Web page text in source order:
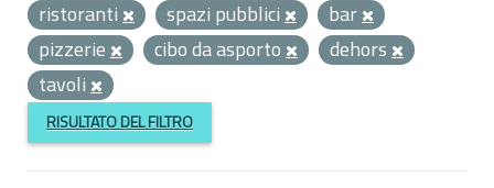
ristoranti
spazi pubblici
bar
pizzerie
cibo da asporto
dehors
tavoli
RISULTATO DEL FILTRO